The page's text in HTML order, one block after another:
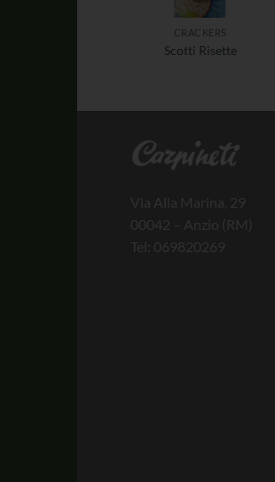
CRACKERS
Scotti Risette
Via Alla Marina, 29
00042 – Anzio (RM)
Tel: 069820269